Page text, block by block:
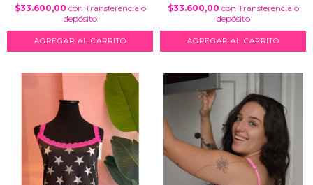
$33.600,00 con Transferencia o
depósito
AGREGAR AL CARRITO
$33.600,00 con Transferencia o
depósito
AGREGAR AL CARRITO